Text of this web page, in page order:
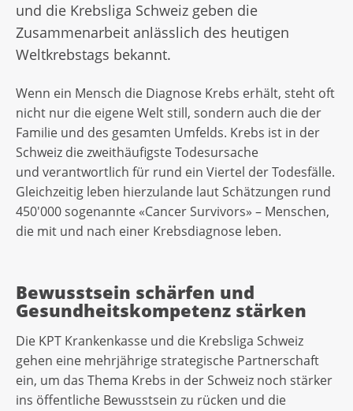
und die Krebsliga Schweiz geben die
Zusammenarbeit anlässlich des heutigen
Weltkrebstags bekannt.
Wenn ein Mensch die Diagnose Krebs erhält, steht oft
nicht nur die eigene Welt still, sondern auch die der
Familie und des gesamten Umfelds. Krebs ist in der
Schweiz die zweithäufigste Todesursache
und verantwortlich für rund ein Viertel der Todesfälle.
Gleichzeitig leben hierzulande laut Schätzungen rund
450'000 sogenannte «Cancer Survivors» – Menschen,
die mit und nach einer Krebsdiagnose leben.
Bewusstsein schärfen und
Gesundheitskompetenz stärken
Die KPT Krankenkasse und die Krebsliga Schweiz
gehen eine mehrjährige strategische Partnerschaft
ein, um das Thema Krebs in der Schweiz noch stärker
ins öffentliche Bewusstsein zu rücken und die